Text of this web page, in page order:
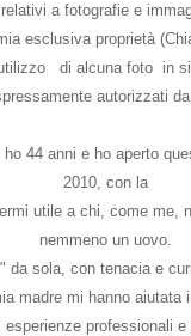
a fotografie e
esclusiva proprietà
di alcuna foto in
autorizzati
44 anni e ho aperto
2010, con la
utile a chi, come me,
nemmeno un uovo.
da sola, con tenacia e
madre mi hanno aiutata
esperienze professionali